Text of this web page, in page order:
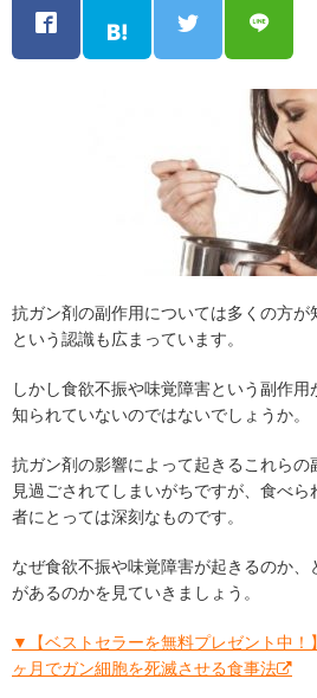
抗ガン剤の副作用については多くの方
という認識も広まっています。
しかし食欲不振や味覚障害という副作用
知られていないのではないでしょうか。
抗ガン剤の影響によって起きるこれら
見過ごされてしまいがちですが、食べ
者にとっては深刻なものです。
なぜ食欲不振や味覚障害が起きるのか
があるのかを見ていきましょう。
▼【ベストセラーを無料プレゼント中！
ヶ月でガン細胞を死滅させる食事法